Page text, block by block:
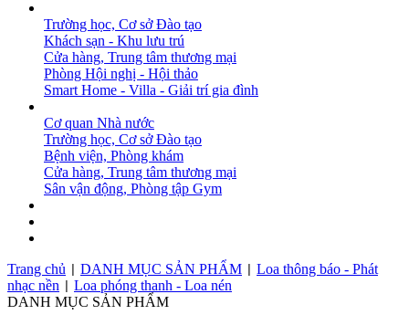
Trường học, Cơ sở Đào tạo
Khách sạn - Khu lưu trú
Cửa hàng, Trung tâm thương mại
Phòng Hội nghị - Hội thảo
Smart Home - Villa - Giải trí gia đình
Cơ quan Nhà nước
Trường học, Cơ sở Đào tạo
Bệnh viện, Phòng khám
Cửa hàng, Trung tâm thương mại
Sân vận động, Phòng tập Gym
Trang chủ
DANH MỤC SẢN PHẨM
Loa thông báo - Phát
nhạc nền
Loa phóng thanh - Loa nén
DANH MỤC SẢN PHẨM